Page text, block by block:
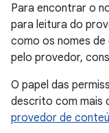
Para encontrar o
para leitura do
como os nomes
pelo provedor,
O papel das
descrito com mais
provedor de